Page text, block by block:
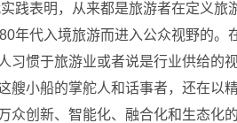
践表明，从来都是旅游者在定义
年代入境旅游而进入公众视野的
习惯于旅游业或者说是行业供给
艘小船的掌舵人和话事者，还在
众创新、智能化、融合化和生态化